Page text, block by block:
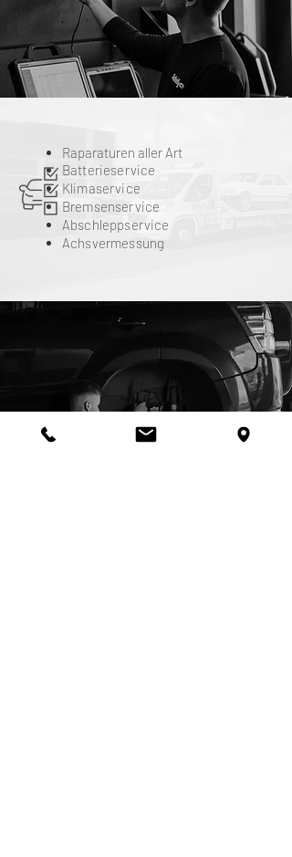
Raparaturen aller Art
Batterieservice
Klimaservice
​​Bremsenservice
Abschleppservice
Achsvermessung